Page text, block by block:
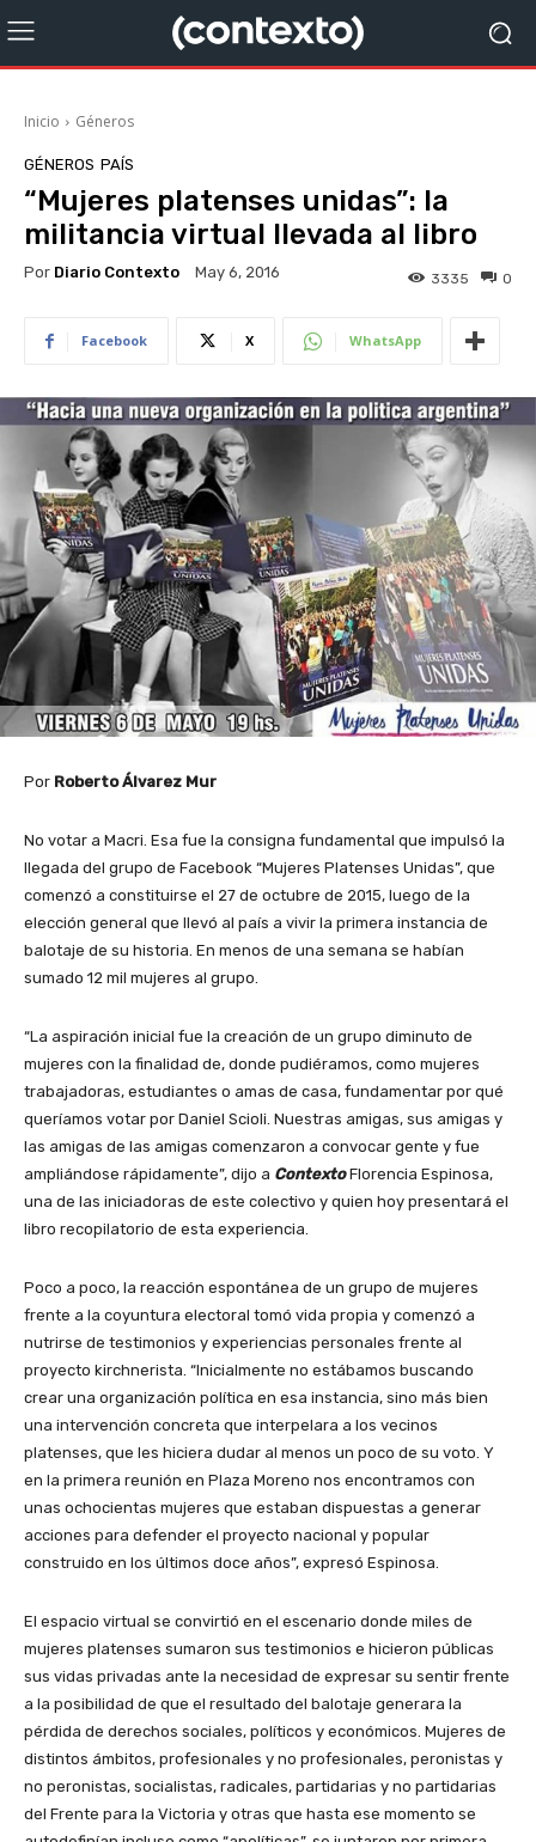
Inicio Géneros
GÉNEROS PAÍS
“Mujeres platenses unidas”: la
militancia virtual llevada al libro
Por Diario Contexto May 6, 2016 0
3335
Facebook X WhatsApp
Por Roberto Álvarez Mur
No votar a Macri. Esa fue la consigna fundamental que impulsó la
llegada del grupo de Facebook “Mujeres Platenses Unidas”, que
comenzó a constituirse el 27 de octubre de 2015, luego de la
elección general que llevó al país a vivir la primera instancia de
balotaje de su historia. En menos de una semana se habían
sumado 12 mil mujeres al grupo.
“La aspiración inicial fue la creación de un grupo diminuto de
mujeres con la finalidad de, donde pudiéramos, como mujeres
trabajadoras, estudiantes o amas de casa, fundamentar por qué
queríamos votar por Daniel Scioli. Nuestras amigas, sus amigas y
las amigas de las amigas comenzaron a convocar gente y fue
ampliándose rápidamente”, dijo a ContextoFlorencia Espinosa,
una de las iniciadoras de este colectivo y quien hoy presentará el
libro recopilatorio de esta experiencia.
Poco a poco, la reacción espontánea de un grupo de mujeres
frente a la coyuntura electoral tomó vida propia y comenzó a
nutrirse de testimonios y experiencias personales frente al
proyecto kirchnerista. “Inicialmente no estábamos buscando
crear una organización política en esa instancia, sino más bien
una intervención concreta que interpelara a los vecinos
platenses, que les hiciera dudar al menos un poco de su voto. Y
en la primera reunión en Plaza Moreno nos encontramos con
unas ochocientas mujeres que estaban dispuestas a generar
acciones para defender el proyecto nacional y popular
construido en los últimos doce años”, expresó Espinosa.
El espacio virtual se convirtió en el escenario donde miles de
mujeres platenses sumaron sus testimonios e hicieron públicas
sus vidas privadas ante la necesidad de expresar su sentir frente
a la posibilidad de que el resultado del balotaje generara la
pérdida de derechos sociales, políticos y económicos. Mujeres de
distintos ámbitos, profesionales y no profesionales, peronistas y
no peronistas, socialistas, radicales, partidarias y no partidarias
del Frente para la Victoria y otras que hasta ese momento se